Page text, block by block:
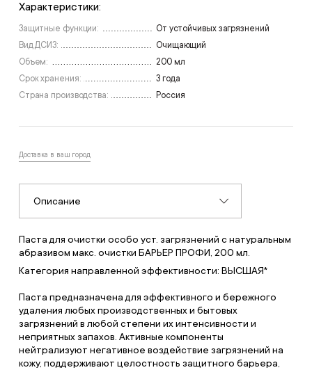
Характеристики:
Защитные функции:
От устойчивых загрязнений
Вид ДСИЗ:
Очищающий
Объем:
200 мл
Срок хранения:
3 года
Страна производства:
Россия
Доставка в ваш город
Описание
Паста для очистки особо уст. загрязнений с натуральным
абразивом макс. очистки БАРЬЕР ПРОФИ, 200 мл.
Категория направленной эффективности: ВЫСШАЯ*
Паста предназначена для эффективного и бережного
удаления любых производственных и бытовых
загрязнений в любой степени их интенсивности и
неприятных запахов. Активные компоненты
нейтрализуют негативное воздействие загрязнений на
кожу, поддерживают целостность защитного барьера,